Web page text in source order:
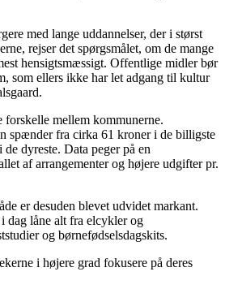
med lange uddannelser, der i størst
rejser det spørgsmålet, om de mange
hensigtsmæssigt. Offentlige midler bør
som ellers ikke har let adgang til kultur
forskelle mellem kommunerne.
spænder fra cirka 61 kroner i de billigste
dyreste. Data peger på en
af arrangementer og højere udgifter pr.
er desuden blevet udvidet markant.
dag låne alt fra elcykler og
og børnefødselsdagskits.
i højere grad fokusere på deres